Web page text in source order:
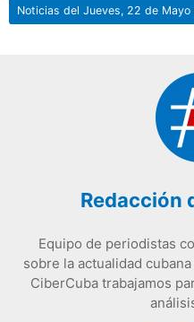
Noticias del Jueves, 22 de
Redacción
Equipo de periodistas
sobre la actualidad
CiberCuba trabajamos